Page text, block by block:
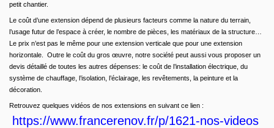
petit chantier.
Le coût d’une extension dépend de plusieurs facteurs comme la nature du terrain,
l’usage futur de l’espace à créer, le nombre de pièces, les matériaux de la structure…
Le prix n’est pas le même pour une extension verticale que pour une extension
horizontale. Outre le coût du gros œuvre, notre société peut aussi vous proposer un
devis détaillé de toutes les autres dépenses: le coût de l’installation électrique, du
système de chauffage, l’isolation, l’éclairage, les revêtements, la peinture et la
décoration.
Retrouvez quelques vidéos de nos extensions en suivant ce lien :
https://www.francerenov.fr/p/1621-nos-videos